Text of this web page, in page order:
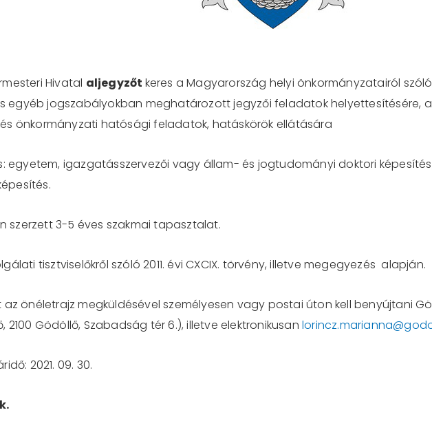
Hivatal aljegyzőt keres a Magyarország helyi önkormányzatairól szóló
egyéb jogszabályokban meghatározott jegyzői feladatok helyettesítésére,
önkormányzati hatósági feladatok, hatáskörök ellátására
egyetem, igazgatásszervezői vagy állam- és jogtudományi doktori
szerzett 3-5 éves szakmai tapasztalat.
tisztviselőkről szóló 2011. évi CXCIX. törvény, illetve megegyezés alapján.
az önéletrajz megküldésével személyesen vagy postai úton kell benyújtani
2100 Gödöllő, Szabadság tér 6.), illetve elektronikusan
2021. 09. 30.